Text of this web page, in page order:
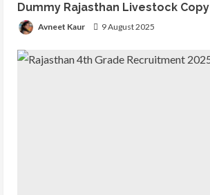
Dummy Rajasthan Livestock Copy
Avneet Kaur 9 August 2025